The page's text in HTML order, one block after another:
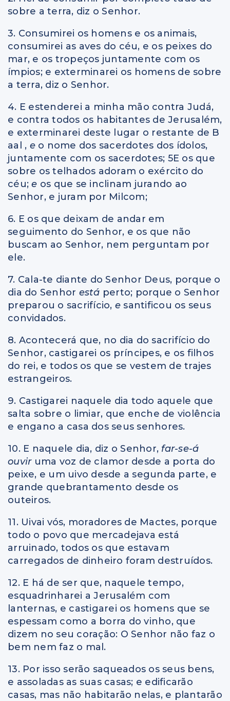
sobre a terra, diz o Senhor.
3. Consumirei os homens e os animais,
consumirei as aves do céu, e os peixes do
mar, e os tropeços juntamente com os
ímpios; e exterminarei os homens de sobre
a terra, diz o Senhor.
4. E estenderei a minha mão contra Judá,
e contra todos os habitantes de Jerusalém,
e exterminarei deste lugar o restante de B
aal , e o nome dos sacerdotes dos ídolos,
juntamente com os sacerdotes; 5E os que
sobre os telhados adoram o exército do
céu;e os que se inclinam jurando ao
Senhor, e juram por Milcom;
6. E os que deixam de andar em
seguimento do Senhor, e os que não
buscam ao Senhor, nem perguntam por
ele.
7. Cala-te diante do Senhor Deus, porque o
dia do Senhor está perto; porque o Senhor
preparou o sacrifício, esantificou os seus
convidados.
8. Acontecerá que, no dia do sacrifício do
Senhor, castigarei os príncipes, e os filhos
do rei, e todos os que se vestem de trajes
estrangeiros.
9. Castigarei naquele dia todo aquele que
salta sobre o limiar, que enche de violência
e engano a casa dos seus senhores.
10. E naquele dia, diz o Senhor, far-se-á
ouvir uma voz de clamor desde a porta do
peixe, e um uivo desde a segunda parte, e
grande quebrantamento desde os
outeiros.
11. Uivai vós, moradores de Mactes, porque
todo o povo que mercadejava está
arruinado, todos os que estavam
carregados de dinheiro foram destruídos.
12. E há de ser que, naquele tempo,
esquadrinharei a Jerusalém com
lanternas, e castigarei os homens que se
espessam como a borra do vinho, que
dizem no seu coração: O Senhor não faz o
bem nem faz o mal.
13. Por isso serão saqueados os seus bens,
e assoladas as suas casas; e edificarão
casas, mas não habitarão nelas, e plantarão